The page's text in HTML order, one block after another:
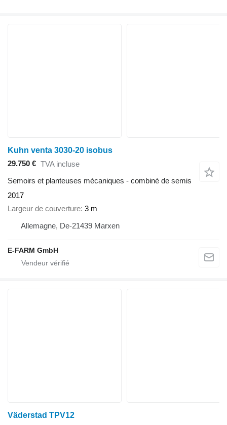
Kuhn venta 3030-20 isobus
29.750 € TVA incluse
Semoirs et planteuses mécaniques - combiné de semis
2017
Largeur de couverture 3 m
Allemagne, De-21439 Marxen
E-FARM GmbH
Väderstad TPV12